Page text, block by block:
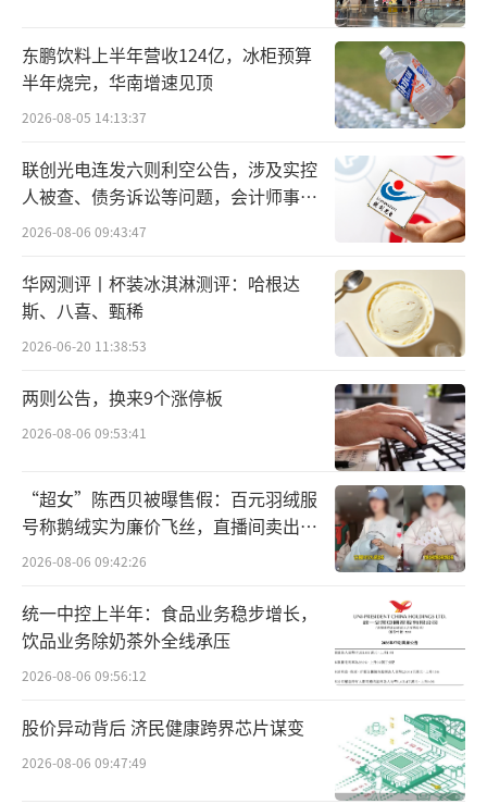
在红星家具城，头脑灵活的车建兴，不只
出售自己的品牌，还代理多家知名家具品牌，
生意日渐红火。南京中央路，是车建兴走出苏
州的第一站。借助营销，车建兴在南京一炮打
响。2002年，他公开表示，“红星美凯龙家具
厂”要在全国开到200家。
年，车建兴50岁。红星美凯龙一跃成为全球数
量最多、规模最大的大型商业MALL运营商，成
了世界MALL之王。当时，王健林的万达广场是
190座，凯德置地的凯德广场102座。
2015年6月，红星美凯龙港股IPO，募资7
0.06亿港元。2018年1月17日，红星美凯龙在A
股挂牌，成为中国家居零售A+H第一股。
2018年，车建兴以385亿元财富登陆胡润
百富榜。
车建兴推动红星美凯龙家具城在全国攻城
一名地产开发商，地产开发平台红星地产，隐
秘在红星家具城背后闷声发财。
东鹏饮料上半年营收124亿，冰柜预算
半年烧完，华南增速见顶
2026-08-05 14:13:37
联创光电连发六则利空公告，涉及实控
人被查、债务诉讼等问题，会计师事务
所曾出具“保留意见”
2026-08-06 09:43:47
华网测评丨杯装冰淇淋测评：哈根达
斯、八喜、甄稀
2026-06-20 11:38:53
两则公告，换来9个涨停板
2026-08-06 09:53:41
“超女”陈西贝被曝售假：百元羽绒服
号称鹅绒实为廉价飞丝，直播间卖出超
百万元
2026-08-06 09:42:26
统一中控上半年：食品业务稳步增长，
饮品业务除奶茶外全线承压
2026-08-06 09:56:12
股价异动背后 济民健康跨界芯片谋变
2026-08-06 09:47:49